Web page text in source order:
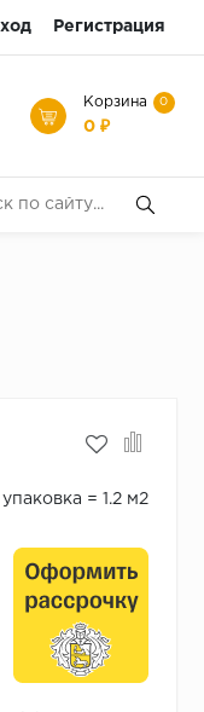
Регистрация
Корзина 0
0 ₽
упаковка = 1.2 м2